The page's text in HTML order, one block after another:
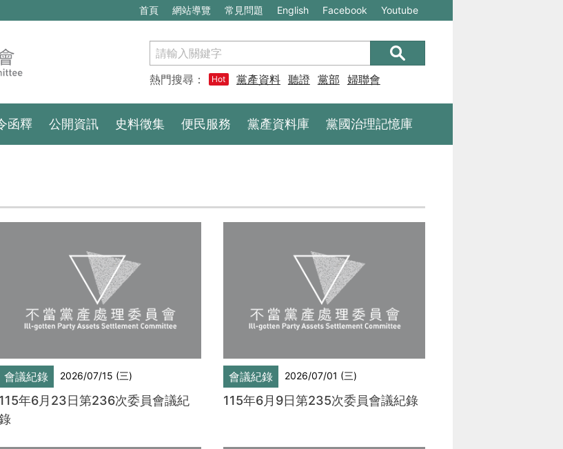
首頁 網站導覽 常見問題 English
(另
視
開
網
站：
不
當
產
處
理
Facebook
(另
開
當
產
理
Youtube
搜
尋
熱門搜尋：
Hot 黨產資料庫聽證 黨部 婦聯會
函釋 公開資訊 史料徵集 便民服務 黨產資料庫 黨國治理記憶庫
會議紀錄 2026/07/15 (三)
115年6月23日第236次委員會議紀
會議紀錄 2026/07/01 (三)
115年6月9日第235次委員會議紀錄